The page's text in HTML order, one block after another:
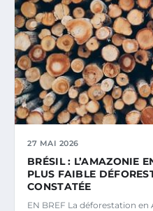
27 MAI 2026
BRÉSIL : L’AMAZONIE
PLUS FAIBLE
CONSTATÉE
EN BREF La déforestation